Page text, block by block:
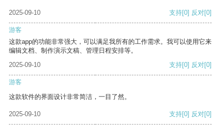
2025-09-10 支持[0] 反对[0]
游客
这款app的功能非常强大，可以满足我所有的工作需求。我可以使用它来
编辑文档、制作演示文稿、管理日程安排等。
2025-09-10
支持[0] 反对[0]
游客
这款软件的界面设计非常简洁，一目了然。
2025-09-10 支持[0] 反对[0]